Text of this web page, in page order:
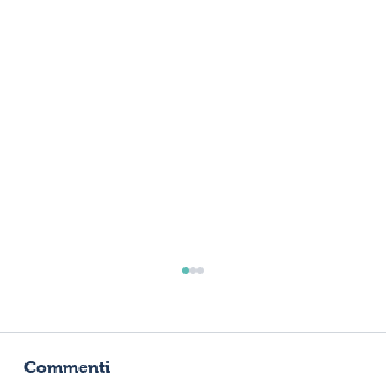
Commenti